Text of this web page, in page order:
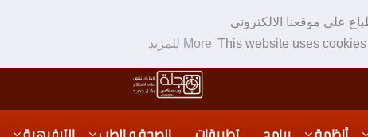
على موقعنا الالكتروني
This website uses More للمزيد